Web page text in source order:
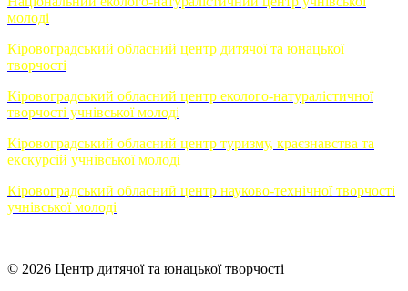
молоді
Кіровоградський обласний центр дитячої та юнацької
творчості
Кіровоградський обласний центр еколого-натуралістичної
творчості учнівської молоді
Кіровоградський обласний центр туризму, краєзнавства та
екскурсій учнівської молоді
Кіровоградський обласний центр науково-технічної творчості
учнівської молоді
© 2026 Центр дитячої та юнацької творчості